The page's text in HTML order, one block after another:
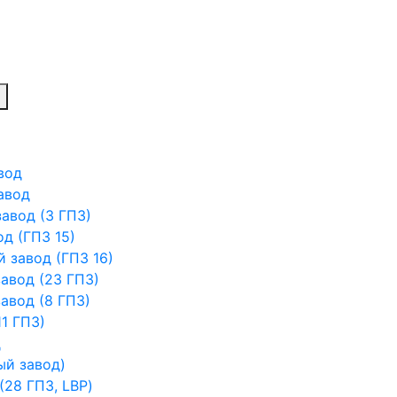
(3 ГПЗ)
(ГПЗ 15)
завод (ГПЗ 16)
(23 ГПЗ)
(8 ГПЗ)
ГПЗ)
завод)
ГПЗ, LBP)